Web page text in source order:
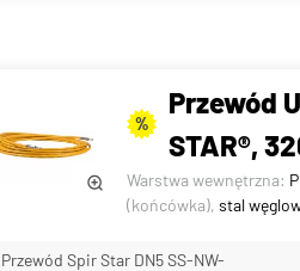
%
Przewód
STAR®,
Warstwa wewnętrzna:
(końcówka), stal
Przewód Spir Star DN5 SS-NW-